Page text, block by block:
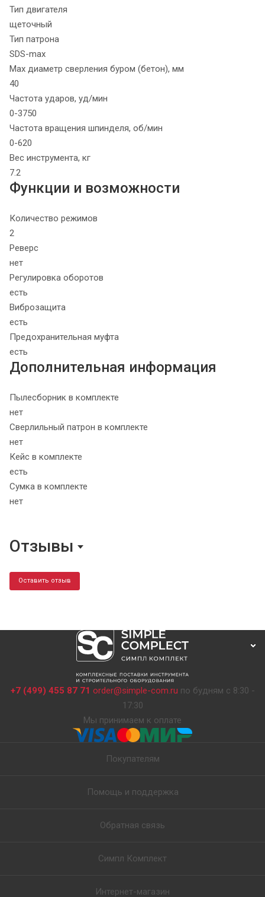
Тип двигателя
щеточный
Тип патрона
SDS-max
Max диаметр сверления буром (бетон), мм
40
Частота ударов, уд/мин
0-3750
Частота вращения шпинделя, об/мин
0-620
Вес инструмента, кг
7.2
Функции и возможности
Количество режимов
2
Реверс
нет
Регулировка оборотов
есть
Виброзащита
есть
Предохранительная муфта
есть
Дополнительная информация
Пылесборник в комплекте
нет
Сверлильный патрон в комплекте
нет
Кейс в комплекте
есть
Сумка в комплекте
нет
Отзывы
Оставить отзыв
+7 (499) 455 87 71 order@simple-com.ru по будням с 8:30 -
17:30
Мы принимаем к оплате
Покупателям
Помощь и поддержка
Обратная связь
Симпл Комплект
Интернет-магазин